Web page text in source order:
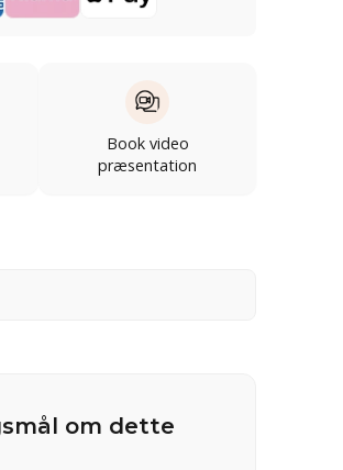
Book video
præsentation
om dette